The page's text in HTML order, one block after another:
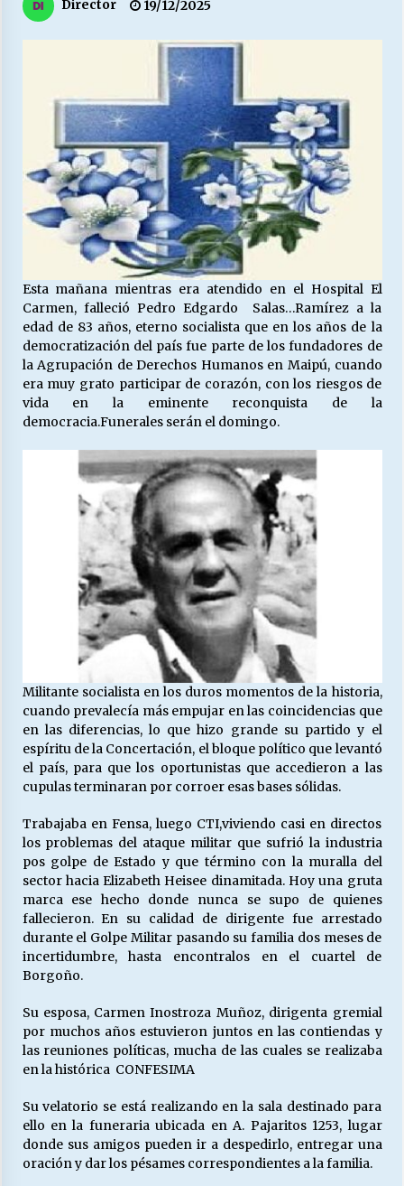
MUNICIPALIDAD, TRABAJADORES, CLIMA
13/07/2026
Escuela hospitalaria El Carmen de Maipu.
25/06/2026
¿Qué habrían dicho?
23/06/2026
VOLVER A SER ALTERNATIVA
16/06/2026
MUNICIPALIDADES, HONORARIOS, DESPIDOS
28/05/2026
Releyendo la Rerum Novarum a 135 años. “La
cuestión social hoy”.
16/05/2026
S.O.S. a los ricos, Save Our Souls (Salvar
Nuestras Almas)
30/04/2026
¿Asesores con doble sueldo?
18/04/2026
Chile y sus segmentos de la riqueza
06/04/2026
Director 19/12/2025
Esta mañana mientras era atendido en el Hospital El
Carmen, falleció Pedro Edgardo Salas…Ramírez a la
edad de 83 años, eterno socialista que en los años de la
democratización del país fue parte de los fundadores de
la Agrupación de Derechos Humanos en Maipú, cuando
era muy grato participar de corazón, con los riesgos de
vida en la eminente reconquista de la
democracia.Funerales serán el domingo.
Militante socialista en los duros momentos de la historia,
cuando prevalecía más empujar en las coincidencias que
en las diferencias, lo que hizo grande su partido y el
espíritu de la Concertación, el bloque político que levantó
el país, para que los oportunistas que accedieron a las
cupulas terminaran por corroer esas bases sólidas.
Trabajaba en Fensa, luego CTI,viviendo casi en directos
los problemas del ataque militar que sufrió la industria
pos golpe de Estado y que término con la muralla del
sector hacia Elizabeth Heisee dinamitada. Hoy una gruta
marca ese hecho donde nunca se supo de quienes
fallecieron. En su calidad de dirigente fue arrestado
durante el Golpe Militar pasando su familia dos meses de
incertidumbre, hasta encontralos en el cuartel de
Borgoño.
Su esposa, Carmen Inostroza Muñoz, dirigenta gremial
por muchos años estuvieron juntos en las contiendas y
las reuniones políticas, mucha de las cuales se realizaba
en la histórica CONFESIMA
Su velatorio se está realizando en la sala destinado para
ello en la funeraria ubicada en A. Pajaritos 1253, lugar
donde sus amigos pueden ir a despedirlo, entregar una
oración y dar los pésames correspondientes a la familia.